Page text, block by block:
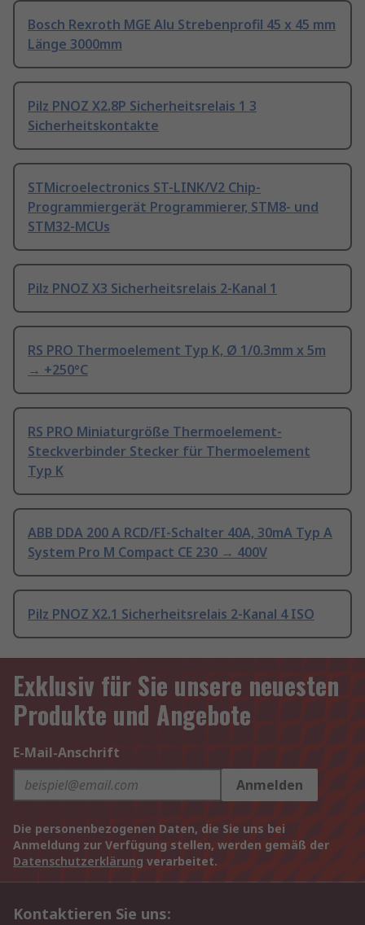
Bosch Rexroth MGE Alu Strebenprofil 45 x 45 mm
Länge 3000mm
Pilz PNOZ X2.8P Sicherheitsrelais 1 3
Sicherheitskontakte
STMicroelectronics ST-LINK/V2 Chip-
Programmiergerät Programmierer, STM8- und
STM32-MCUs
Pilz PNOZ X3 Sicherheitsrelais 2-Kanal 1
RS PRO Thermoelement Typ K, Ø 1/0.3mm x 5m
→ +250°C
RS PRO Miniaturgröße Thermoelement-
Steckverbinder Stecker für Thermoelement
Typ K
ABB DDA 200 A RCD/FI-Schalter 40A, 30mA Typ A
System Pro M Compact CE 230 → 400V
Pilz PNOZ X2.1 Sicherheitsrelais 2-Kanal 4 ISO
Exklusiv für Sie unsere neuesten
Produkte und Angebote
E-Mail-Anschrift
Anmelden
Die personenbezogenen Daten, die Sie uns bei
Anmeldung zur Verfügung stellen, werden gemäß der
Datenschutzerklärung verarbeitet.
Kontaktieren Sie uns: